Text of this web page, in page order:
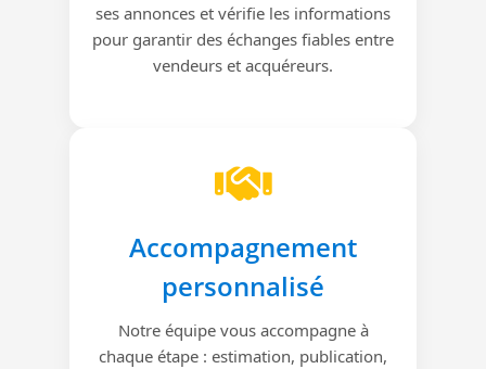
ses annonces et vérifie les informations
pour garantir des échanges fiables entre
vendeurs et acquéreurs.
Accompagnement
personnalisé
Notre équipe vous accompagne à
chaque étape : estimation, publication,